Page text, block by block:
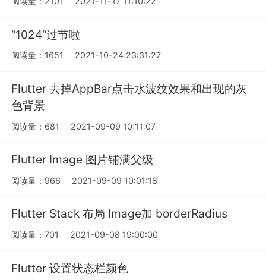
“1024“过节啦
阅读量：1651 2021-10-24 23:31:27
Flutter 去掉AppBar点击水波纹效果和出现的灰
色背景
阅读量：681 2021-09-09 10:11:07
Flutter Image 图片铺满父级
阅读量：966 2021-09-09 10:01:18
Flutter Stack 布局 Image加 borderRadius
阅读量：701 2021-09-08 19:00:00
Flutter 设置状态栏颜色